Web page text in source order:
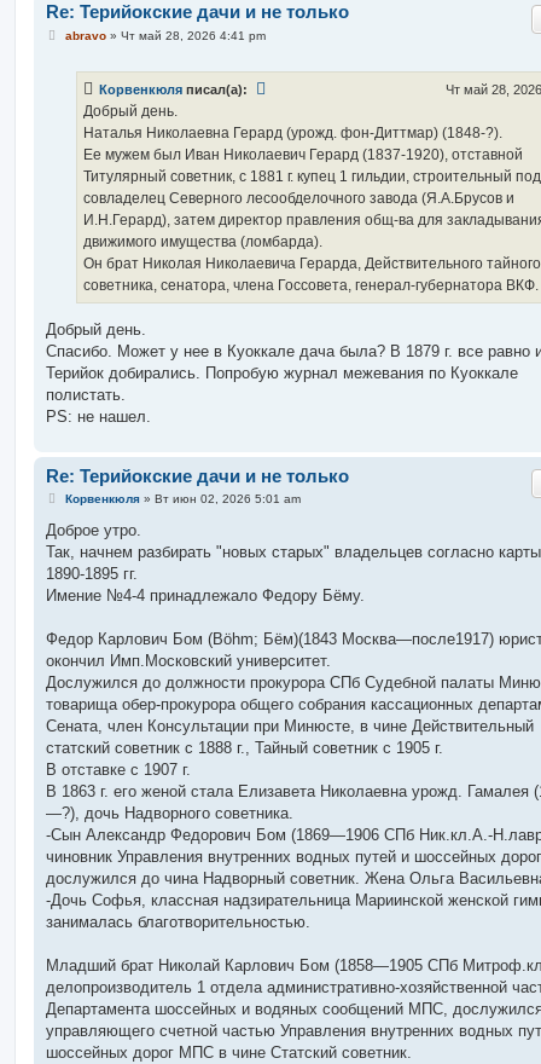
Re: Терийокские дачи и не только
Сabravo» Чт май 28, 2026 4:41 pm
Корвенкюля писал(а): Чт май 28,
Добрый день.
Наталья Николаевна Герард (урожд. фон-Диттмар) (1848-?).
Ее мужем был Иван Николаевич Герард (1837-1920), отставной
Титулярный советник, с 1881 г. купец 1 гильдии, строительный
совладелец Северного лесообделочного завода (Я.А.Брусов и
И.Н.Герард), затем директор правления общ-ва для
движимого имущества (ломбарда).
Он брат Николая Николаевича Герарда, Действительного тайного
советника, сенатора, члена Госсовета, генерал-губернатора ВКФ.
Добрый день.
Спасибо. Может у нее в Куоккале дача была? В 1879 г. все равно
Терийок добирались. Попробую журнал межевания по Куоккале
полистать.
PS: не нашел.
Re: Терийокские дачи и не только
С
о
щ
е
и
Корвенкюля» Вт июн 02, 2026 5:01 am
Доброе утро.
Так, начнем разбирать "новых старых" владельцев согласно
1890-1895 гг.
Имение №4-4 принадлежало Федору Бёму.
Федор Карлович Бом (Böhm; Бём)(1843 Москва—после1917)
окончил Имп.Московский университет.
Дослужился до должности прокурора СПб Судебной палаты
товарища обер-прокурора общего собрания кассационных
Сената, член Консультации при Минюсте, в чине Действительный
статский советник с 1888 г., Тайный советник с 1905 г.
В отставке с 1907 г.
В 1863 г. его женой стала Елизавета Николаевна урожд. Гамалея
—?), дочь Надворного советника.
-Сын Александр Федорович Бом (1869—1906 СПб Ник.кл.А.-
чиновник Управления внутренних водных путей и шоссейных
дослужился до чина Надворный советник. Жена Ольга
-Дочь Софья, классная надзирательница Мариинской женской
занималась благотворительностью.
Младший брат Николай Карлович Бом (1858—1905 СПб
делопроизводитель 1 отдела административно-хозяйственной
Департамента шоссейных и водяных сообщений МПС,
управляющего счетной частью Управления внутренних водных
шоссейных дорог МПС в чине Статский советник.